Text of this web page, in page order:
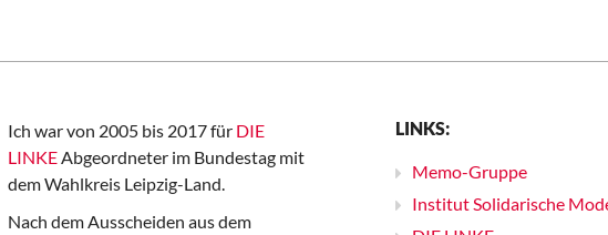
Ich war von 2005 bis 2017 für DIE
LINKEAbgeordneter im Bundestag mit
dem Wahlkreis Leipzig-Land.
Nach dem Ausscheiden aus dem
LINKS:
Memo-Gruppe
Institut Solidarische